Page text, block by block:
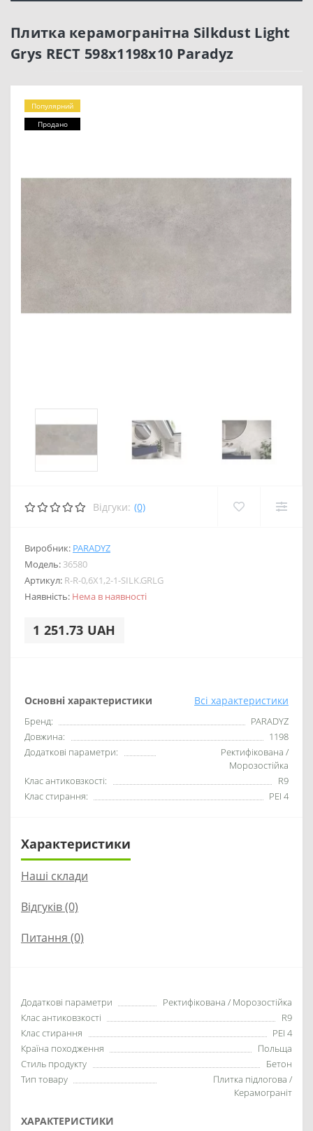
Плитка керамогранітна Silkdust Light
Grys RECT 598x1198x10 Paradyz
Популярний
Продано
Відгуки: (0)
Виробник: PARADYZ
Модель: 36580
Артикул: R-R-0,6X1,2-1-SILK.GRLG
Наявність: Нема в наявності
1 251.73 UAH
Основні характеристики Всі характеристики
Бренд:
PARADYZ
Довжина:
1198
Додаткові параметри:
Ректифікована /
Морозостійка
Клас антиковзкості:
R9
Клас стирання:
PEI 4
Характеристики
Наші склади
Відгуків (0)
Питання (0)
Додаткові параметри
Ректифікована / Морозостійка
Клас антиковзкості
R9
Клас стирання
PEI 4
Країна походження
Польща
Стиль продукту
Бетон
Тип товару
Плитка підлогова /
Керамограніт
ХАРАКТЕРИСТИКИ